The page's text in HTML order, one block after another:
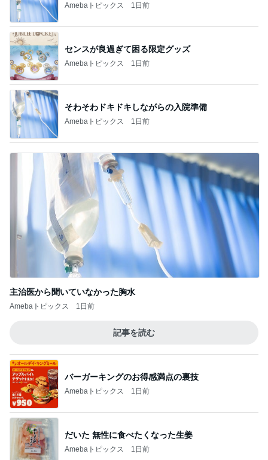
Amebaトピックス 1日前
センスが良過ぎて困る限定グッズ
Amebaトピックス 1日前
そわそわドキドキしながらの入院準備
Amebaトピックス 1日前
主治医から聞いていなかった胸水
Amebaトピックス 1日前
記事を読む
バーガーキングのお得感満点の裏技
Amebaトピックス 1日前
だいた 無性に食べたくなった生姜
Amebaトピックス 1日前